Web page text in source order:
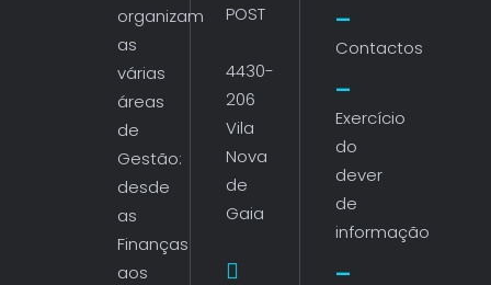
organizam
as
várias
áreas
de
Gestão:
desde
as
Finanças
aos
POST
4430-
206
Vila
Nova
de
Gaia
Contactos
Exercício
do
dever
de
informação